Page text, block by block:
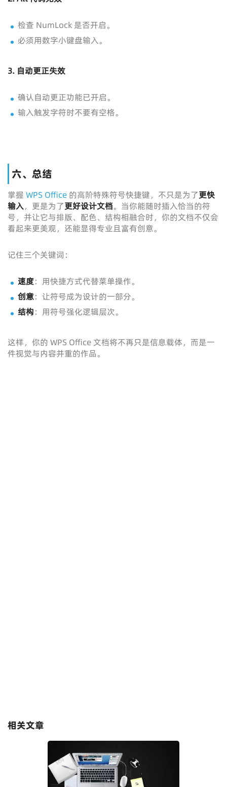
检查 NumLock 是否开启。
必须用数字小键盘输入。
3. 自动更正失效
确认自动更正功能已开启。
输入触发字符时不要有空格。
六、总结
掌握 WPS Office 的高阶特殊符号快捷键，不只是为了更快
输入，更是为了更好设计文档。当你能随时插入恰当的符
号，并让它与排版、配色、结构相融合时，你的文档不仅会
看起来更美观，还能显得专业且富有创意。
记住三个关键词：
速度：用快捷方式代替菜单操作。
创意：让符号成为设计的一部分。
结构：用符号强化逻辑层次。
这样，你的 WPS Office 文档将不再只是信息载体，而是一
件视觉与内容并重的作品。
相关文章